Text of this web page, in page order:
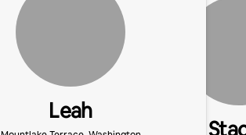
Leah